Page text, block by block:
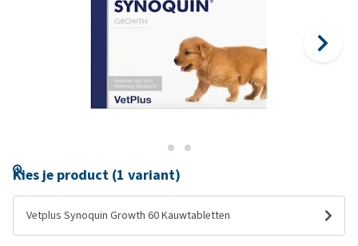
Kies je product (1 variant)
Vetplus Synoquin Growth 60 Kauwtabletten